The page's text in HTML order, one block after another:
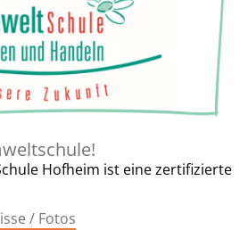
Hofheim ist eine zertifizierte
/ Fotos